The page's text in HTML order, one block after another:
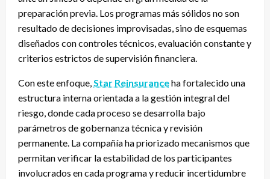
preparación previa. Los programas más sólidos no son
resultado de decisiones improvisadas, sino de esquemas
diseñados con controles técnicos, evaluación constante y
criterios estrictos de supervisión financiera.
Con este enfoque, Star Reinsuranceha fortalecido una
estructura interna orientada a la gestión integral del
riesgo, donde cada proceso se desarrolla bajo
parámetros de gobernanza técnica y revisión
permanente. La compañía ha priorizado mecanismos que
permitan verificar la estabilidad de los participantes
involucrados en cada programa y reducir incertidumbre